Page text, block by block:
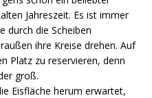
Jahreszeit. Es ist immer
durch die Scheiben
ihre Kreise drehen. Auf
Platz zu reservieren, denn
groß.
Eisfläche herum erwartet,